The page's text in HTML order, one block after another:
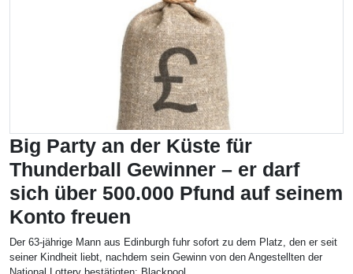
Big Party an der Küste für
Thunderball Gewinner – er darf
sich über 500.000 Pfund auf seinem
Konto freuen
Der 63-jährige Mann aus Edinburgh fuhr sofort zu dem Platz, den er seit
seiner Kindheit liebt, nachdem sein Gewinn von den Angestellten der
National Lottery bestätigten: Blackpool.